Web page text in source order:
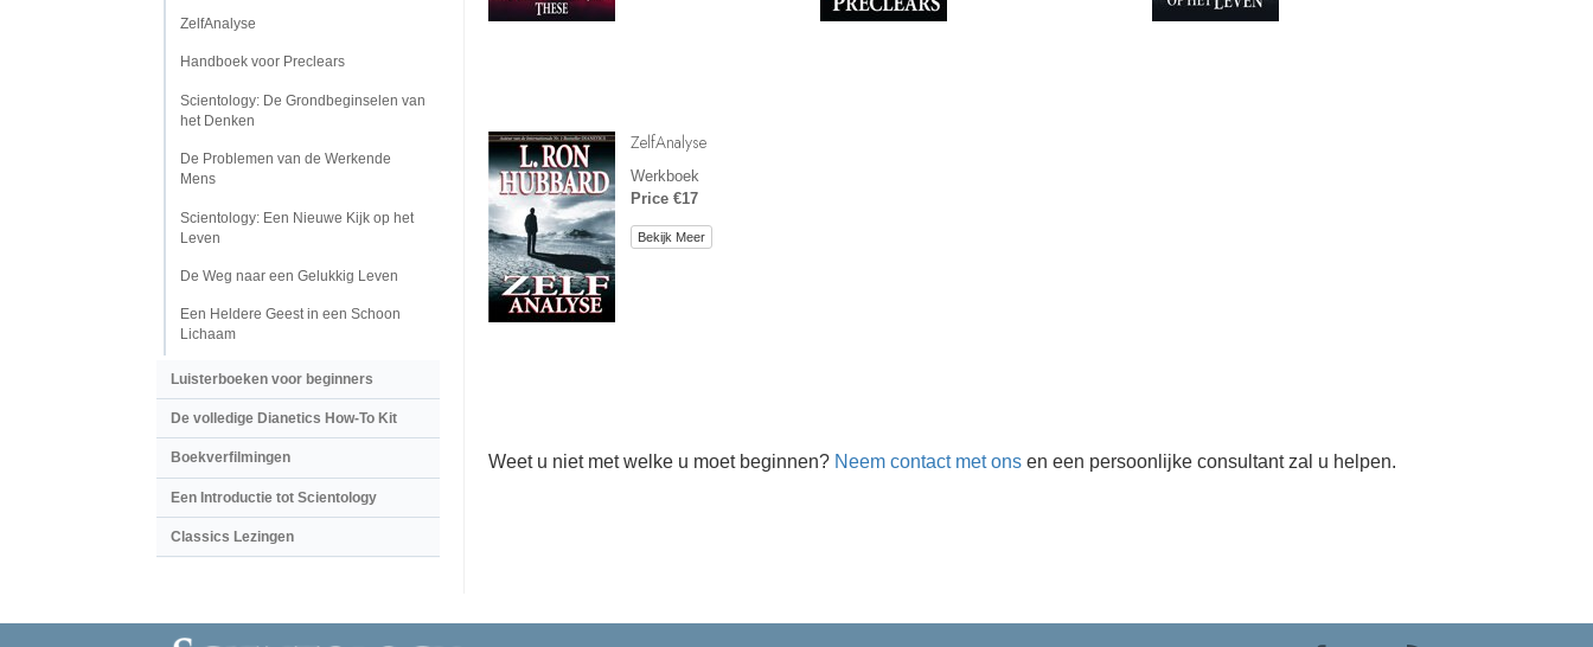
ZelfAnalyse
Werkboek
Price €17
Bekijk Meer
Weet u niet met welke u moet beginnen? Neem contact met ons en een persoonlijke consultant zal u helpen.
ZelfAnalyse
Handboek voor Preclears
Scientology: De Grondbeginselen van
het Denken
De Problemen van de Werkende
Mens
Scientology: Een Nieuwe Kijk op het
Leven
De Weg naar een Gelukkig Leven
Een Heldere Geest in een Schoon
Lichaam
Luisterboeken voor beginners
De volledige Dianetics How-To Kit
Boekverfilmingen
Een Introductie tot Scientology
Classics Lezingen